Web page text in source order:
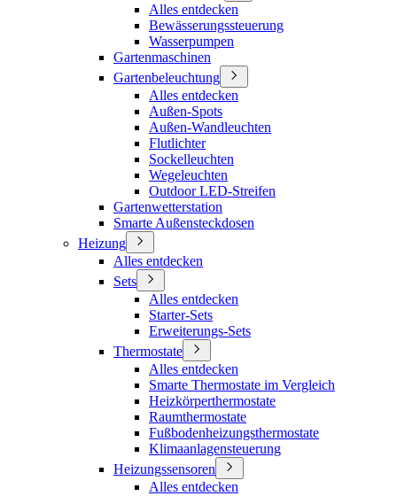
Alles entdecken
Bewässerungssteuerung
Wasserpumpen
Gartenmaschinen
Gartenbeleuchtung
Alles entdecken
Außen-Spots
Außen-Wandleuchten
Flutlichter
Sockelleuchten
Wegeleuchten
Outdoor LED-Streifen
Gartenwetterstation
Smarte Außensteckdosen
Heizung
Alles entdecken
Sets
Alles entdecken
Starter-Sets
Erweiterungs-Sets
Thermostate
Alles entdecken
Smarte Thermostate im Vergleich
Heizkörperthermostate
Raumthermostate
Fußbodenheizungsthermostate
Klimaanlagensteuerung
Heizungssensoren
Alles entdecken